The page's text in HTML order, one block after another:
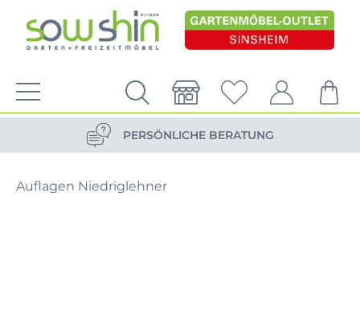
VERSANDKOSTENFREIE LIEFERUNG
PERSÖNLICHE BERATUNG
Auflagen Niedriglehner